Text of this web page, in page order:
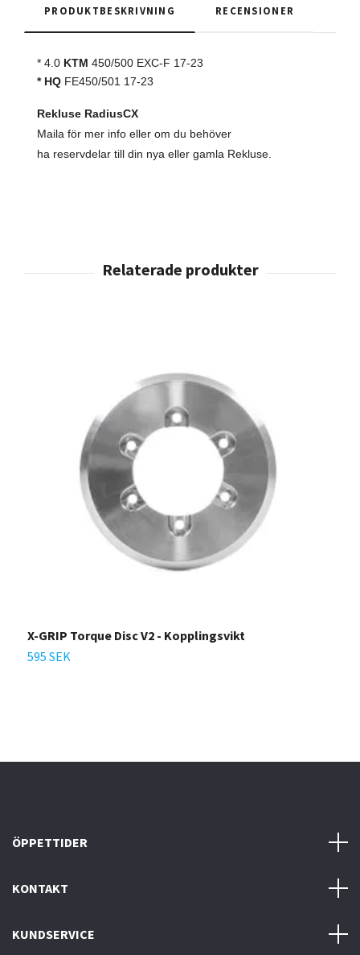
PRODUKTBESKRIVNING RECENSIONER
* 4.0 KTM 450/500 EXC-F 17-23
* HQ FE450/501 17-23
Rekluse RadiusCX
Maila för mer info eller om du behöver
ha reservdelar till din nya eller gamla Rekluse.
X-GRIP Torque Disc V2 - Kopplingsvikt
595 SEK
ÖPPETTIDER
KONTAKT
KUNDSERVICE